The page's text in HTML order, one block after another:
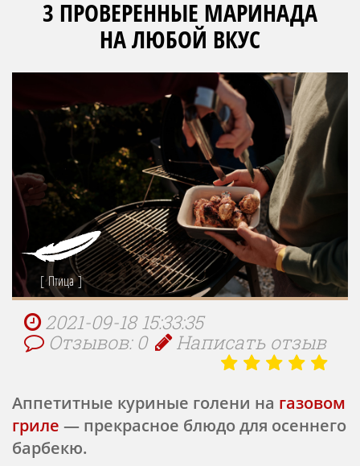
3 ПРОВЕРЕННЫЕ МАРИНАДА
НА ЛЮБОЙ ВКУС
Птица
2021-09-18 15:33:35
Отзывов: 0
Написать отзыв
Аппетитные куриные голени на газовом
гриле — прекрасное блюдо для осеннего
барбекю.